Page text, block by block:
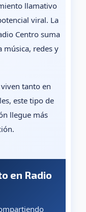
llamativo
viral. La
Centro suma
música, redes y
tanto en
este tipo de
llegue más
en Radio